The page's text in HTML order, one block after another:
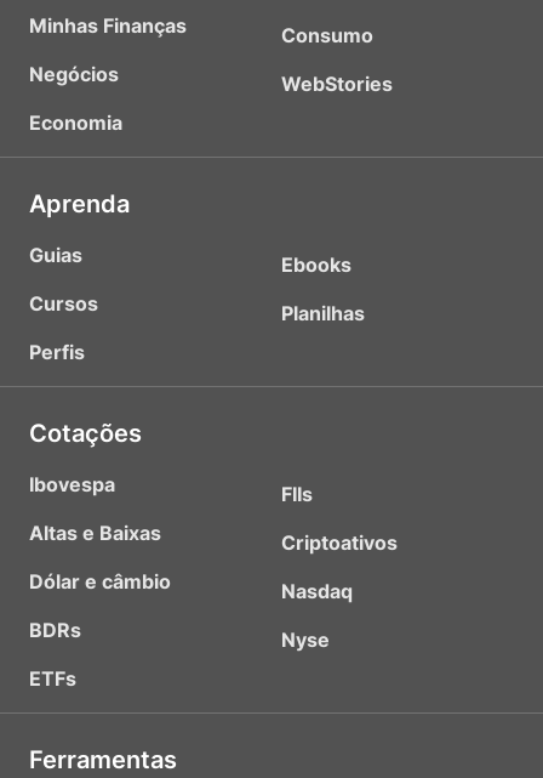
Minhas Finanças
Negócios
Economia
Consumo
WebStories
Aprenda
Guias
Cursos
Perfis
Ebooks
Planilhas
Cotações
Ibovespa
Altas e Baixas
Dólar e câmbio
BDRs
ETFs
FIIs
Criptoativos
Nasdaq
Nyse
Ferramentas